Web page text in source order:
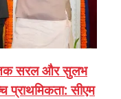
तक सरल और सुलभ
प्राथमिकता: सीएम